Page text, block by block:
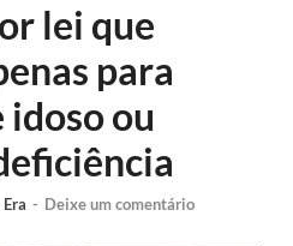
lei que
para
idoso ou
- Deixe um comentário